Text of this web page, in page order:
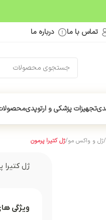
تماس با ما درباره ما
تجهیزات پزشکی و ارتوپدی
/ژل و واکس مو/ژل کتیرا پرمون
ژل کتیرا
ویژگی